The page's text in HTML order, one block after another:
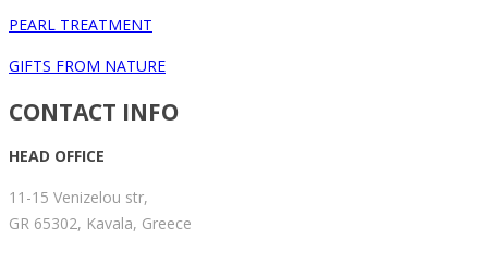
PEARL TREATMENT
GIFTS FROM NATURE
CONTACT INFO
HEAD OFFICE
11-15 Venizelou str,
GR 65302, Kavala, Greece